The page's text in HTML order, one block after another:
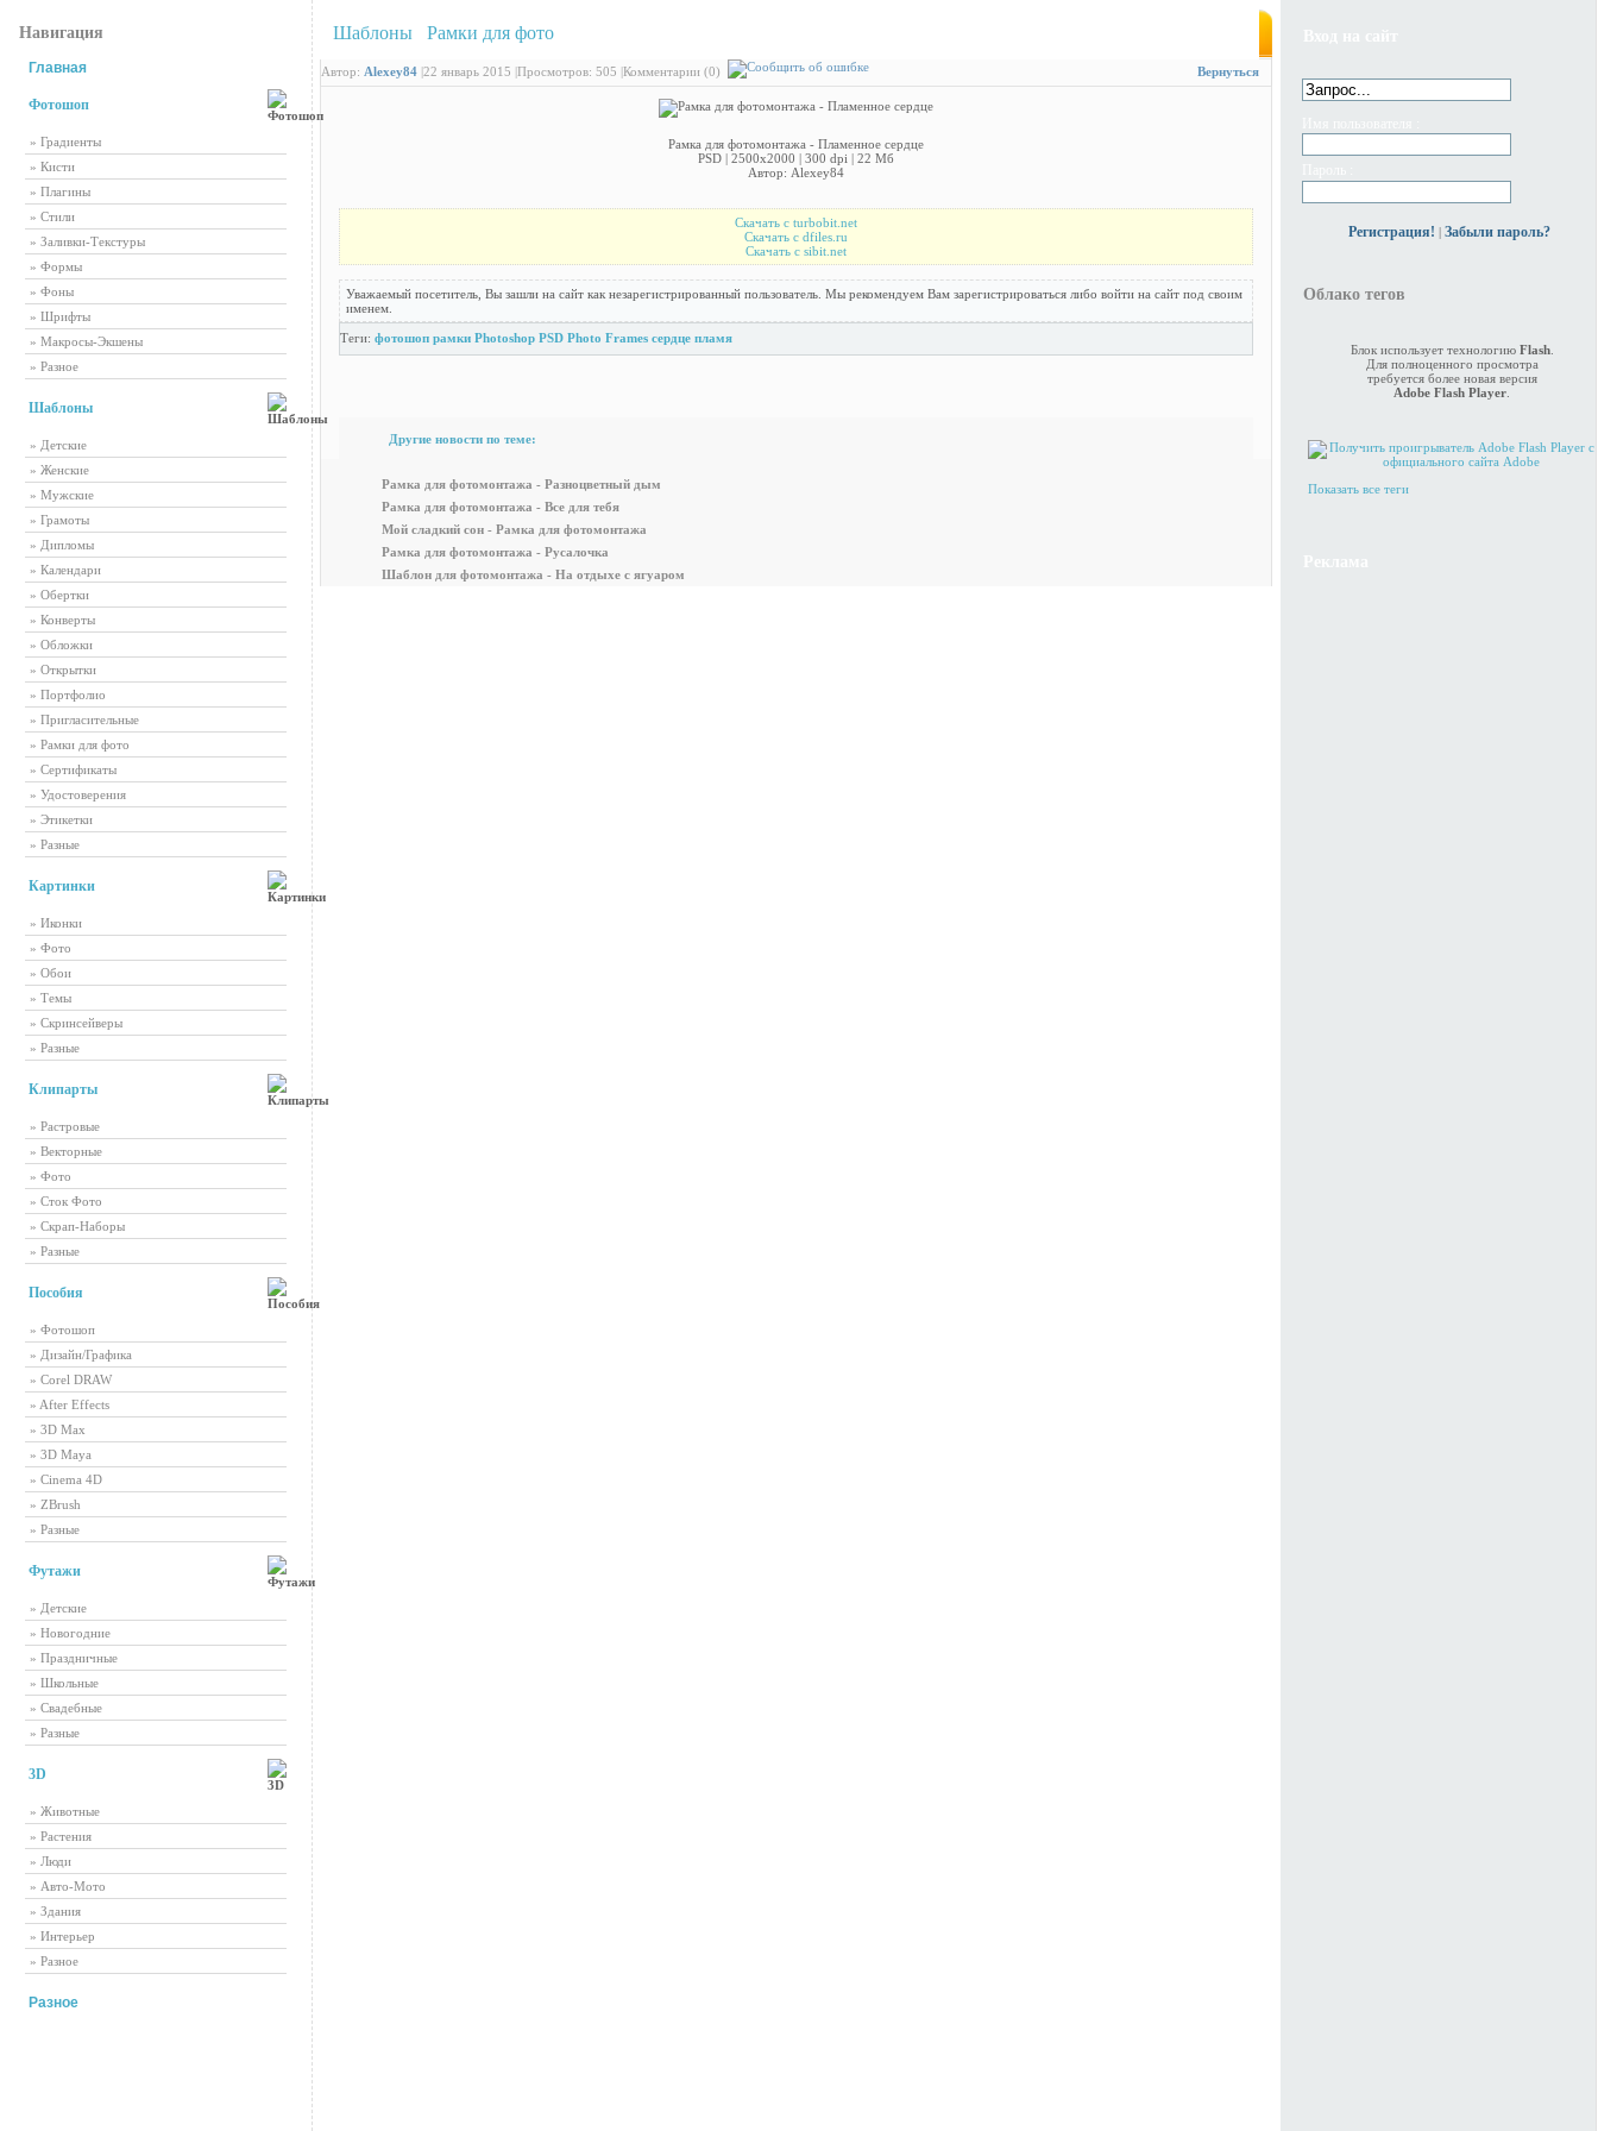
Навигация
Главная
Фотошоп
» Градиенты
» Кисти
» Плагины
» Стили
» Заливки-Текстуры
» Формы
» Фоны
» Шрифты
» Макросы-Экшены
» Разное
Шаблоны
» Детские
» Женские
» Мужские
» Грамоты
» Дипломы
» Календари
» Обертки
» Конверты
» Обложки
» Открытки
» Портфолио
» Пригласительные
» Рамки для фото
» Сертификаты
» Удостоверения
» Этикетки
» Разные
Картинки
» Иконки
» Фото
» Обои
» Темы
» Скринсейверы
» Разные
Клипарты
» Растровые
» Векторные
» Фото
» Сток Фото
» Скрап-Наборы
» Разные
Пособия
» Фотошоп
» Дизайн/Графика
» Corel DRAW
» After Effects
» 3D Max
» 3D Maya
» Cinema 4D
» ZBrush
» Разные
Футажи
» Детские
» Новогодние
» Праздничные
» Школьные
» Свадебные
» Разные
3D
» Животные
» Растения
» Люди
» Авто-Мото
» Здания
» Интерьер
» Разное
Разное
Шаблоны Рамки для фото
Автор: Alexey84 |22 январь 2015 |Просмотров: 505 |Комментарии (0) Вернуться
Рамка для фотомонтажа - Пламенное сердце
PSD | 2500x2000 | 300 dpi | 22 Мб
Автор: Alexey84
Скачать с turbobit.net
Скачать с dfiles.ru
Скачать с sibit.net
Уважаемый посетитель, Вы зашли на сайт как незарегистрированный пользователь. Мы рекомендуем Вам зарегистрироваться либо войти на сайт под своим
именем.
Теги: фотошоп рамки Photoshop PSD Photo Frames сердце пламя
Другие новости по теме:
Рамка для фотомонтажа - Разноцветный дым
Рамка для фотомонтажа - Все для тебя
Мой сладкий сон - Рамка для фотомонтажа
Рамка для фотомонтажа - Русалочка
Шаблон для фотомонтажа - На отдыхе с ягуаром
Регистрация! | Забыли пароль?
Облако тегов
Блок использует технологию Flash.
Для полноценного просмотра
требуется более новая версия
Adobe Flash Player
Показать все теги